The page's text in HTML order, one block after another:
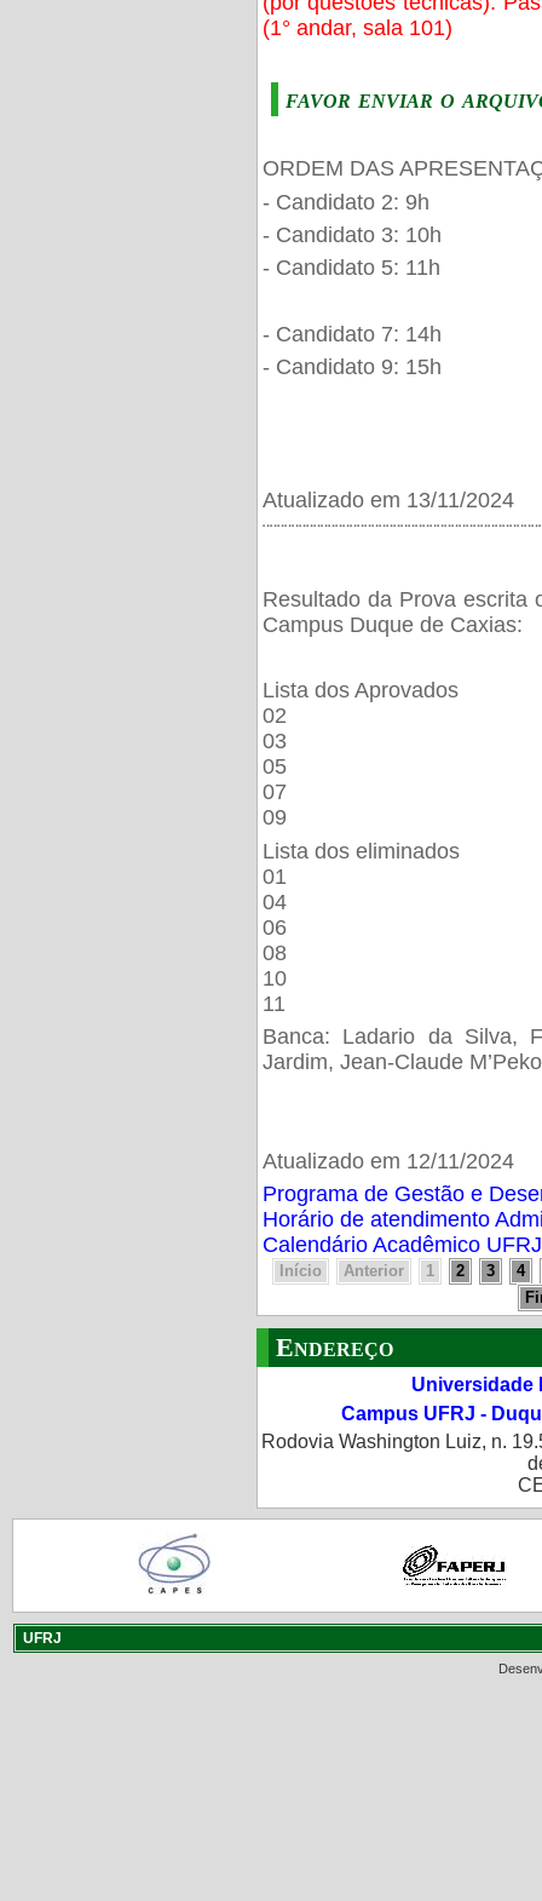
(1° andar, sala 101)
favor enviar o
ORDEM DAS
- Candidato 2: 9h
- Candidato 3: 10h
- Candidato 5: 11h
- Candidato 7: 14h
- Candidato 9: 15h
Atualizado em 13/11/2024
Resultado da Prova escrita
Campus Duque de Caxias:
Lista dos Aprovados
02
03
05
07
09
Lista dos eliminados
01
04
06
08
10
11
Banca: Ladario da Silva,
Jardim, Jean-Claude M’Peko
Atualizado em 12/11/2024
Programa de Gestão e
Horário de atendimento
Calendário Acadêmico
Início Anterior 1 2 3
4
Endereço
Universidade
Campus UFRJ -
Rodovia Washington Luiz, n.
UFRJ